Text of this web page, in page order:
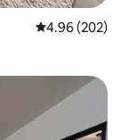
औसत रेटिंग 5 में से
4.96 (202)